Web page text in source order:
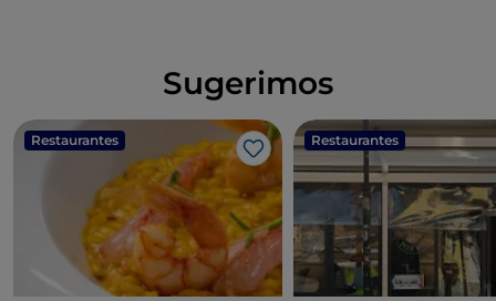
Sugerimos
Restaurantes
Gosto
Restaurantes